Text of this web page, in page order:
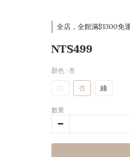
全店，全館滿$1300免
NT$499
顏色 : 杏
白 杏 綠
數量